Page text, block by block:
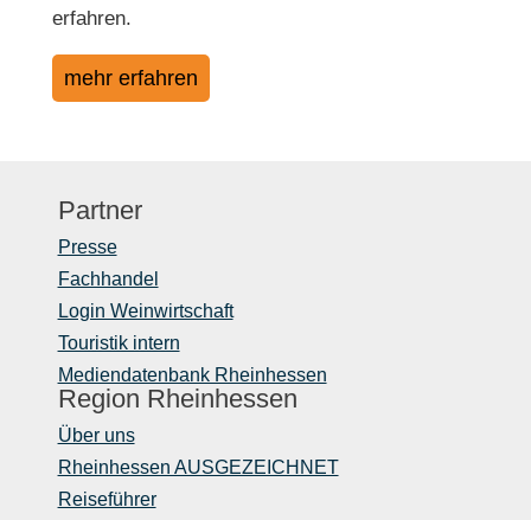
erfahren.
mehr erfahren
Partner
Presse
Fachhandel
Login Weinwirtschaft
Touristik intern
Mediendatenbank Rheinhessen
Region Rheinhessen
Über uns
Rheinhessen AUSGEZEICHNET
Reiseführer